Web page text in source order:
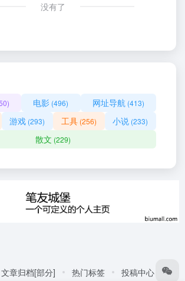
没有了
电影 (496) 网址导航 (413)
游戏 (293) 工具(256) 小说 (233)
散文 (229)
文章归档[部分] 热门标签 投稿中心